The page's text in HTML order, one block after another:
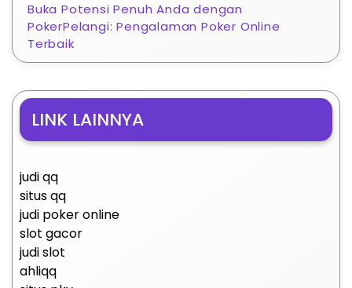
Buka Potensi Penuh Anda dengan
PokerPelangi: Pengalaman Poker Online
Terbaik
LINK LAINNYA
judi qq
situs qq
judi poker online
slot gacor
judi slot
ahliqq